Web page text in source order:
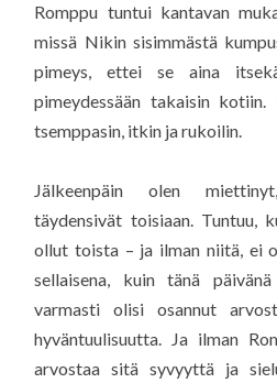
Romppu tuntui kantavan
missä Nikin sisimmästä
pimeys, ettei se aina
pimeydessään takaisin
tsemppasin, itkin ja rukoilin.
Jälkeenpäin olen
täydensivät toisiaan. Tuntuu,
ollut toista – ja ilman niitä, ei
sellaisena, kuin tänä
varmasti olisi osannut
hyväntuulisuutta. Ja ilman
arvostaa sitä syvyyttä ja